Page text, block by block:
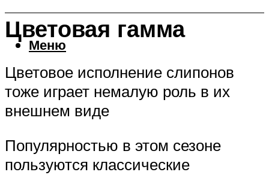
Меню
Цветовая гамма
Цветовое исполнение слипонов
тоже играет немалую роль в их
внешнем виде
Популярностью в этом сезоне
пользуются классические